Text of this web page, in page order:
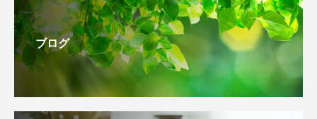
ブログ